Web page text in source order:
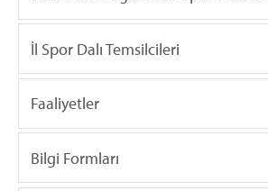
İl Spor Dalı Temsilcileri
Faaliyetler
Bilgi Formları